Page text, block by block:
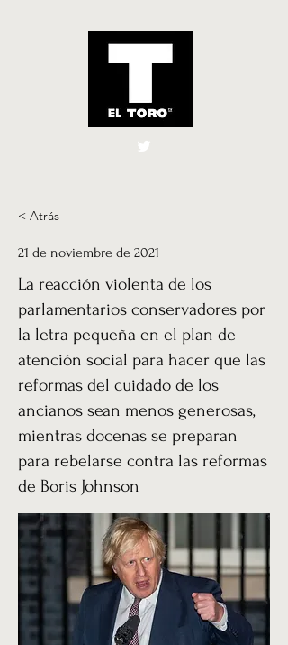
El Toro España
< Atrás
21 de noviembre de 2021
La reacción violenta de los
parlamentarios conservadores por
la letra pequeña en el plan de
atención social para hacer que las
reformas del cuidado de los
ancianos sean menos generosas,
mientras docenas se preparan
para rebelarse contra las reformas
de Boris Johnson